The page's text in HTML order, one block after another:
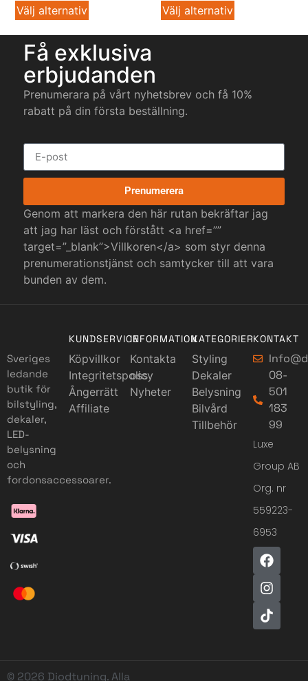
Välj alternativ Välj alternativ
Få exklusiva
erbjudanden
Prenumerara på vårt nyhetsbrev och få 10%
rabatt på din första beställning.
Prenumerera
Genom att markera den här rutan bekräftar jag
att jag har läst och förstått <a href=””
target=”_blank”>Villkoren</a> som styr denna
prenumerationstjänst och samtycker till att vara
bunden av dem.
Sveriges
ledande
butik för
bilstyling,
dekaler,
LED-
belysning
och
fordonsaccessoarer.
KUNDSERVICE
Köpvillkor
Integritetspolicy
Ångerrätt
Affiliate
INFORMATION
Kontakta
oss
Nyheter
KATEGORIER
Styling
Dekaler
Belysning
Bilvård
Tillbehör
KONTAKT
08-
501
183
99
Luxe
Group AB
Org. nr
559223-
6953
© 2026 Diodtuning. Alla